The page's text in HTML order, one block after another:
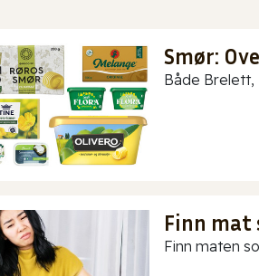
Smør:
Både Brelett,
Finn mat
Finn maten